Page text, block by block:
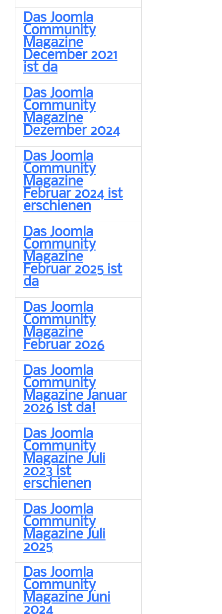
Das Joomla
Community
Magazine
December 2021
ist da
Das Joomla
Community
Magazine
Dezember 2024
Das Joomla
Community
Magazine
Februar 2024 ist
erschienen
Das Joomla
Community
Magazine
Februar 2025 ist
da
Das Joomla
Community
Magazine
Februar 2026
Das Joomla
Community
Magazine Januar
2026 ist da!
Das Joomla
Community
Magazine Juli
2023 ist
erschienen
Das Joomla
Community
Magazine Juli
2025
Das Joomla
Community
Magazine Juni
2024